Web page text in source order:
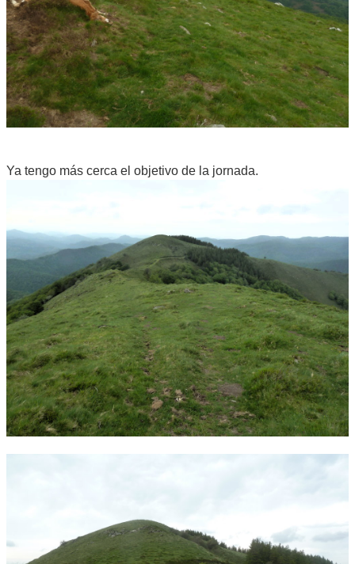
Ya tengo más cerca el objetivo de la jornada.